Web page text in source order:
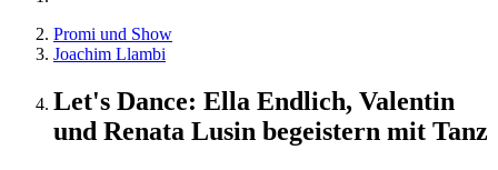
Promi und Show
Joachim Llambi
Let's Dance: Ella Endlich, Valentin
und Renata Lusin begeistern mit Tanz